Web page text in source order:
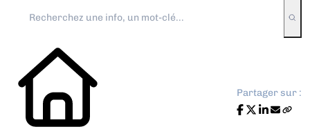
Partager sur :